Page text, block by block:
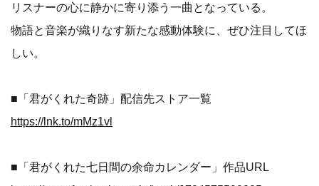
リスナーの心に静かに寄り添う一曲となっている。
物語と音楽が織りなす新たな感動体験に、ぜひ注目してほ
しい。
■「君がくれた奇跡」配信先ストア一覧
https://lnk.to/mMz1vl
■「君がくれた七日間の余命カレンダー」作品URL